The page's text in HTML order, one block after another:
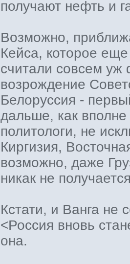
получают нефть и
Возможно,
Кейса, которое еще
считали совсем уж
возрождение
Белоруссия -
дальше, как
политологи, не
Киргизия,
возможно, даже
никак не
Кстати, и Ванга
<Россия вновь
она.